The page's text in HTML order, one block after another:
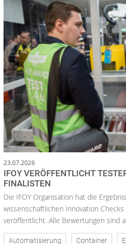
23.07.2026
IFOY VERÖFFENTLICHT
FINALISTEN
Die IFOY Organisation hat die
wissenschaftlichen Innovation
veröffentlicht. Alle Bewertungen sind
Automatisierung Container